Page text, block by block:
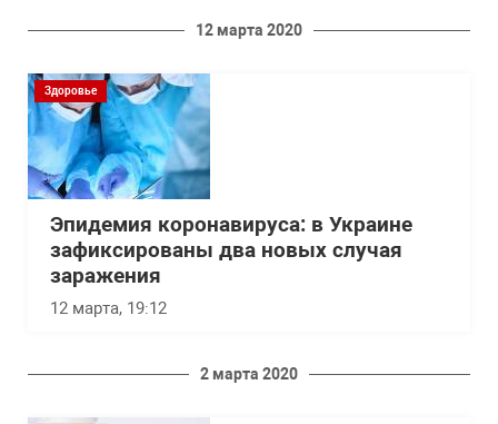
12 марта 2020
Здоровье
Эпидемия коронавируса: в Украине
зафиксированы два новых случая
заражения
12 марта, 19:12
2 марта 2020